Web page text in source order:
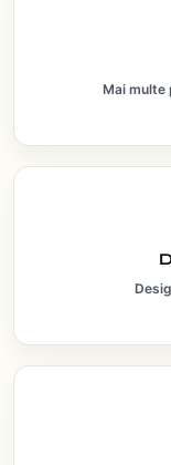
Mai multe